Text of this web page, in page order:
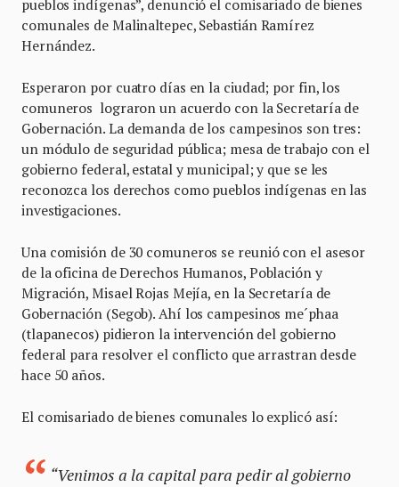
pueblos indígenas”, denunció el comisariado de bienes
comunales de Malinaltepec, Sebastián Ramírez
Hernández.
Esperaron por cuatro días en la ciudad; por fin, los
comuneros lograron un acuerdo con la Secretaría de
Gobernación. La demanda de los campesinos son tres:
un módulo de seguridad pública; mesa de trabajo con el
gobierno federal, estatal y municipal; y que se les
reconozca los derechos como pueblos indígenas en las
investigaciones.
Una comisión de 30 comuneros se reunió con el asesor
de la oficina de Derechos Humanos, Población y
Migración, Misael Rojas Mejía, en la Secretaría de
Gobernación (Segob). Ahí los campesinos me´phaa
(tlapanecos) pidieron la intervención del gobierno
federal para resolver el conflicto que arrastran desde
hace 50 años.
El comisariado de bienes comunales lo explicó así:
“Venimos a la capital para pedir al gobierno